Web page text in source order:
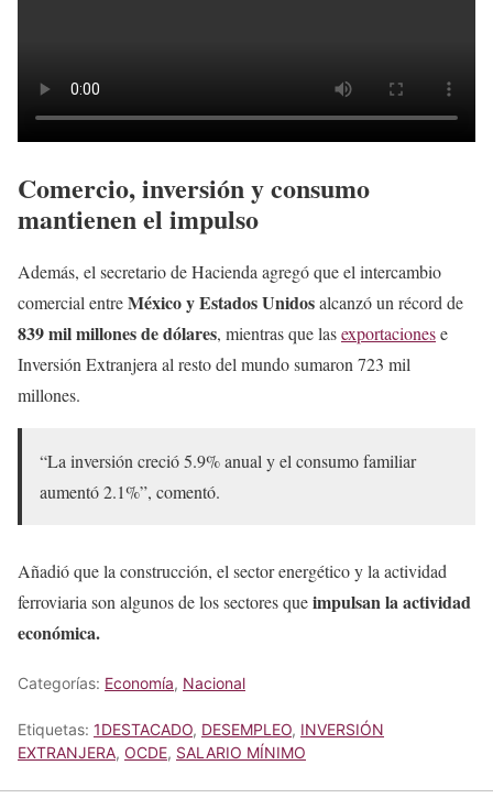
Comercio, inversión y consumo
mantienen el impulso
Además, el secretario de Hacienda agregó que el intercambio
comercial entreMéxico y Estados Unidosalcanzó un récord de
839 mil millones de dólares, mientras que lasexportacionese
Inversión Extranjera al resto del mundo sumaron 723 mil
millones.
“La inversión creció 5.9% anual y el consumo familiar
aumentó 2.1%”, comentó.
Añadió que la construcción, el sector energético y la actividad
ferroviaria son algunos de los sectores queimpulsan la actividad
económica.
Categorías: Economía, Nacional
Etiquetas: 1DESTACADO, DESEMPLEO, INVERSIÓN
EXTRANJERA, OCDE, SALARIO MÍNIMO